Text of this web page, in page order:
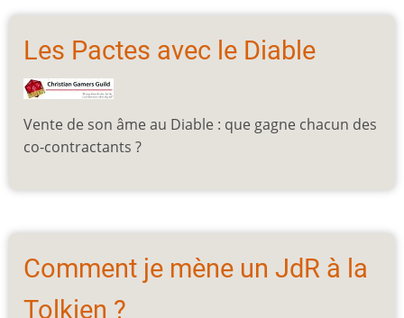
Les Pactes avec le Diable
Vente de son âme au Diable : que gagne chacun des
co-contractants ?
Comment je mène un JdR à la
Tolkien ?